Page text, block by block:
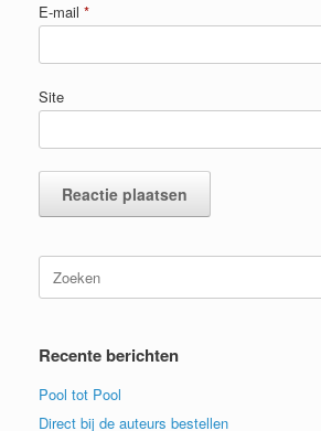
E-mail *
Site
naar:
Recente berichten
Pool tot Pool
Direct bij de auteurs bestellen